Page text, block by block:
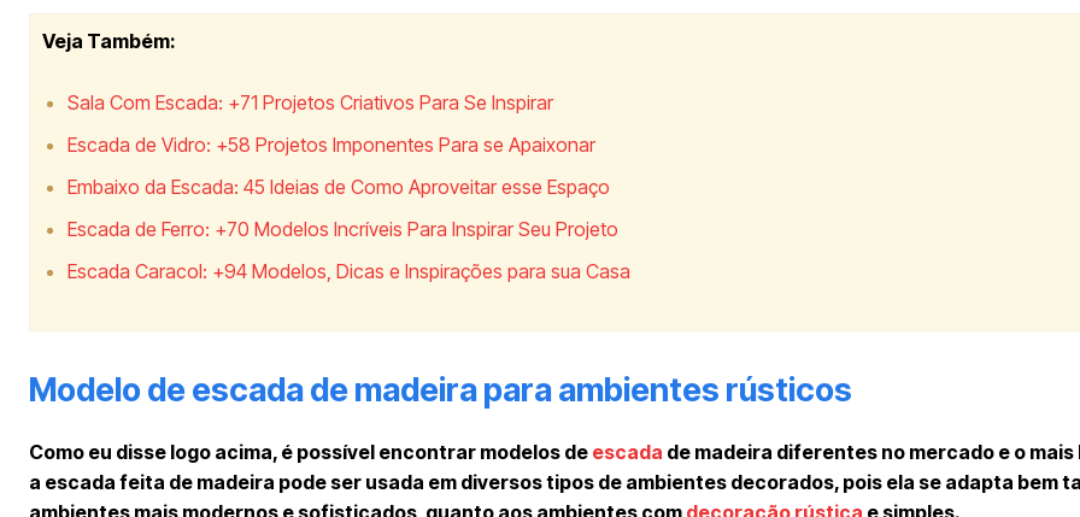
Veja Também:
Sala Com Escada: +71 Projetos Criativos Para Se Inspirar
Escada de Vidro: +58 Projetos Imponentes Para se Apaixonar
Embaixo da Escada: 45 Ideias de Como Aproveitar esse Espaço
Escada de Ferro: +70 Modelos Incríveis Para Inspirar Seu Projeto
Escada Caracol: +94 Modelos, Dicas e Inspirações para sua Casa
Modelo de escada de madeira para ambientes rústicos
Como eu disse logo acima, é possível encontrar modelos de escada de madeira diferentes no mercado e o mais
a escada feita de madeira pode ser usada em diversos tipos de ambientes decorados, pois ela se adapta bem